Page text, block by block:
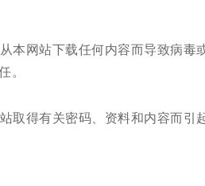
本网站下载任何内容而导致病
。
取得有关密码、资料和内容而引